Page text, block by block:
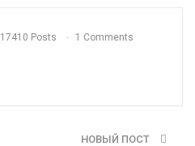
17410 Posts 1 Comments
НОВЫЙ ПОСТ